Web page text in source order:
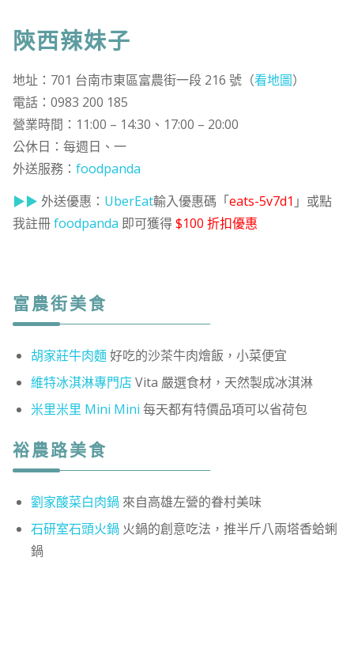
陝西辣妹子
地址：701 台南市東區富農街一段 216 號（看地圖）
電話：0983 200 185
營業時間：11:00 – 14:30、17:00 – 20:00
公休日：每週日、一
外送服務： foodpanda
▶▶ 外送優惠： UberEat輸入優惠碼「eats-5v7d1 」或點
我註冊foodpanda 即可獲得$100 折扣優惠
富農街美食
胡家莊牛肉麵好吃的沙茶牛肉燴飯，小菜便宜
維特冰淇淋專門店Vita 嚴選食材，天然製成冰淇淋
米里米里 Mini Mini 每天都有特價品項可以省荷包
裕農路美食
劉家酸菜白肉鍋 來自高雄左營的眷村美味
石研室石頭火鍋 火鍋的創意吃法，推半斤八兩塔香蛤蜊
鍋